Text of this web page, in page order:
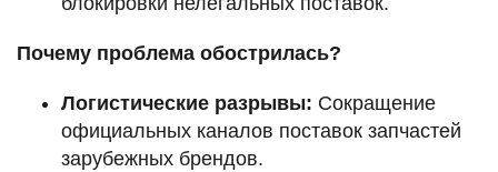
Почему проблема обострилась?
Логистические разрывы: Сокращение
официальных каналов поставок запчастей
зарубежных брендов.